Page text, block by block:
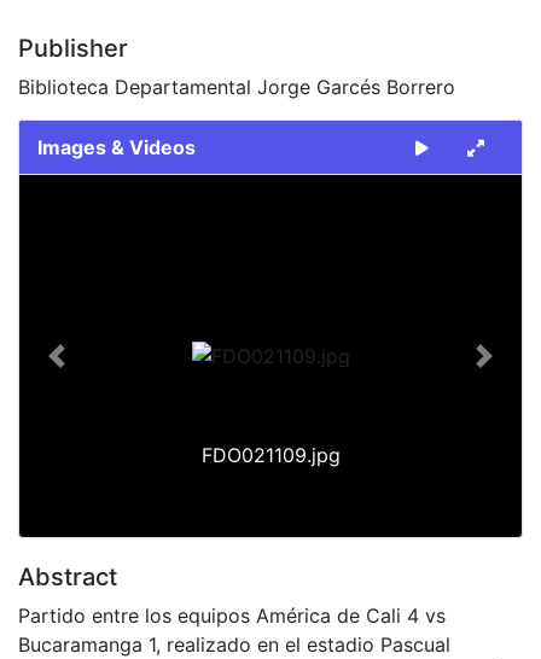
Publisher
Biblioteca Departamental Jorge Garcés Borrero
Images & Videos
FDO021109.jpg
Previous Next
Abstract
Partido entre los equipos América de Cali 4 vs
Bucaramanga 1, realizado en el estadio Pascual